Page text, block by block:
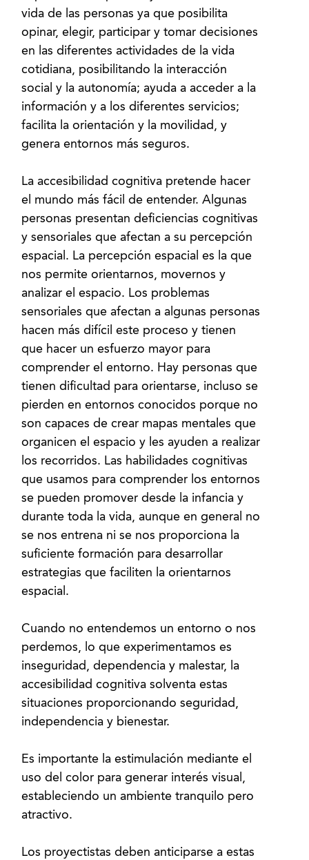
vida de las personas ya que posibilita
opinar, elegir, participar y tomar decisiones
en las diferentes actividades de la vida
cotidiana, posibilitando la interacción
social y la autonomía; ayuda a acceder a la
información y a los diferentes servicios;
facilita la orientación y la movilidad, y
genera entornos más seguros.
La accesibilidad cognitiva pretende hacer
el mundo más fácil de entender. Algunas
personas presentan deficiencias cognitivas
y sensoriales que afectan a su percepción
espacial. La percepción espacial es la que
nos permite orientarnos, movernos y
analizar el espacio. Los problemas
sensoriales que afectan a algunas personas
hacen más difícil este proceso y tienen
que hacer un esfuerzo mayor para
comprender el entorno. Hay personas que
tienen dificultad para orientarse, incluso se
pierden en entornos conocidos porque no
son capaces de crear mapas mentales que
organicen el espacio y les ayuden a realizar
los recorridos. Las habilidades cognitivas
que usamos para comprender los entornos
se pueden promover desde la infancia y
durante toda la vida, aunque en general no
se nos entrena ni se nos proporciona la
suficiente formación para desarrollar
estrategias que faciliten la orientarnos
espacial.
Cuando no entendemos un entorno o nos
perdemos, lo que experimentamos es
inseguridad, dependencia y malestar, la
accesibilidad cognitiva solventa estas
situaciones proporcionando seguridad,
independencia y bienestar.
Es importante la estimulación mediante el
uso del color para generar interés visual,
estableciendo un ambiente tranquilo pero
atractivo.
Los proyectistas deben anticiparse a estas